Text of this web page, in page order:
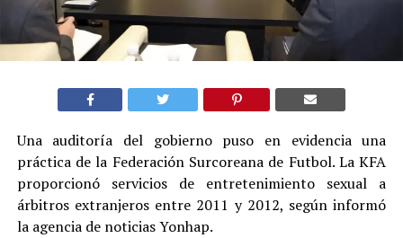
Una auditoría del gobierno puso en evidencia una
práctica de la Federación Surcoreana de Futbol. La KFA
proporcionó servicios de entretenimiento sexual a
árbitros extranjeros entre 2011 y 2012, según informó
la agencia de noticias Yonhap.